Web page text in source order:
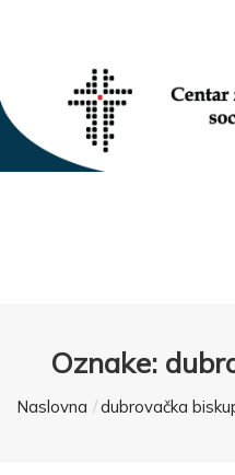
Oznake:
Naslovna dubrovačka